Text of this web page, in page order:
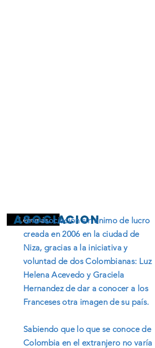
Leer más
asociacion
Una asociación sin ánimo de lucro
creada en 2006 en la ciudad de
Niza, gracias a la iniciativa y
voluntad de dos Colombianas: Luz
Helena Acevedo y Graciela
Hernandez de dar a conocer a los
Franceses otra imagen de su país.
Sabiendo que lo que se conoce de
Colombia en el extranjero no varía